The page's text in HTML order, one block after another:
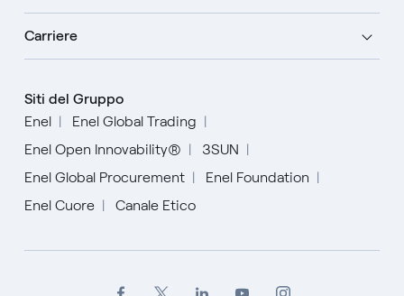
Carriere
Siti del Gruppo
Enel
Enel Global Trading
Enel Open Innovability®
3SUN
Enel Global Procurement
Enel Foundation
Enel Cuore
Canale Etico